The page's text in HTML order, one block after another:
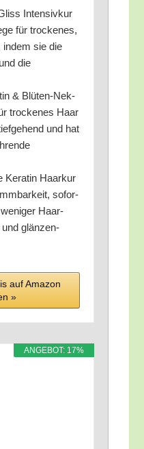
Inten­siv­kur
für tro­cke­nes,
indem sie die
die
& Blü­ten-Nek­
tro­cke­nes Haar
und hat
Kera­tin Haar­kur
sofor­
weni­ger Haar­
und glän­zen­
auf Ama­zon
»
ANGE­BOT: 17%